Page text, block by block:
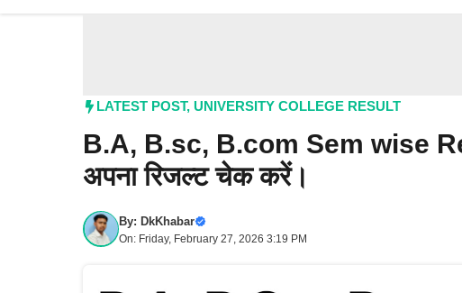
LATEST POST, UNIVERSITY COLLEGE RESULT
B.A, B.sc, B.com Sem wise
अपना रिजल्ट चेक करें।
By: DkKhabar
On: Friday, February 27, 2026 3:19 PM